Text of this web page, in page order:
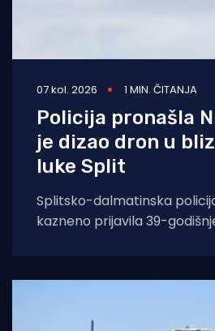
07 kol. 2026 1 MIN. ČITANJA
Policija pronašla
je dizao dron u
luke Split
Splitsko-dalmatinska
kazneno prijavila 39-